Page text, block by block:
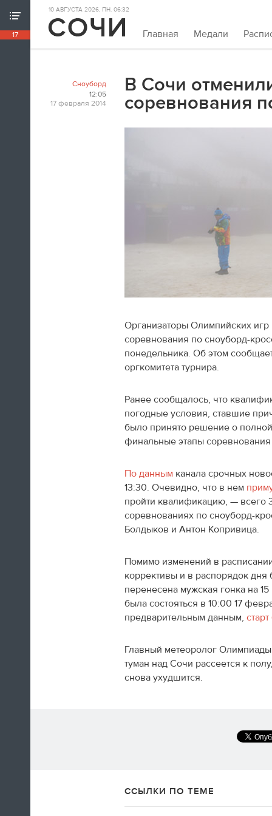
17
ХРОНИКА ИГР
18:39
сборная хоккейного турнира) на пути из
А вот так добираются домой американские
10 АВГУСТА 2026, ПН. 06:32
Главная Медали
Сноуборд
12:05
17 февраля 2014
В Сочи
соревнования
Организаторы Олимпийских
соревнования по сноуборд-
понедельника. Об этом
оргкомитета турнира.
Ранее сообщалось, что
погодные условия, ставшие
было принято решение о
финальные этапы
По данным канала срочных
13:30. Очевидно, что в нем
пройти квалификацию, — всего
соревнованиях по сноуборд-
Болдыков и Антон Копривица.
Помимо изменений в
коррективы и в распорядок дня
перенесена мужская гонка на
была состояться в 10:00 17
предварительным данным,
Главный метеоролог
туман над Сочи рассеется к
снова ухудшится.
ССЫЛКИ ПО ТЕМЕ